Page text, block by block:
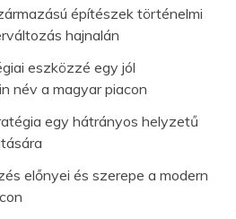
építészek történelmi
hajnalán
eszközzé egy jól
név a magyar piacon
egy hátrányos helyzetű
előnyei és szerepe a modern